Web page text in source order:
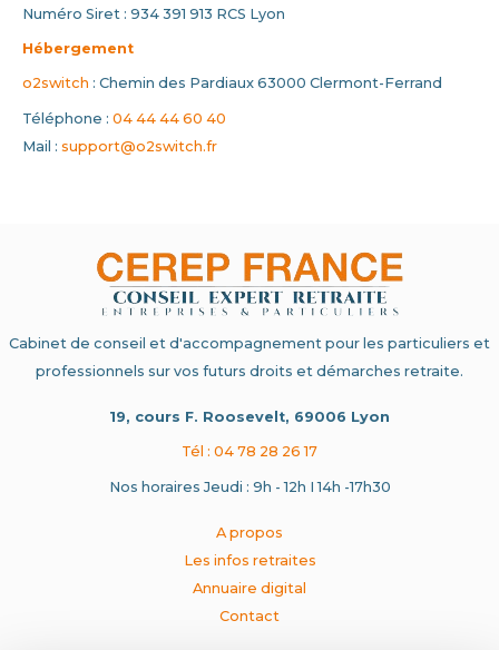
Numéro Siret : 934 391 913 RCS Lyon
Hébergement
o2switch : Chemin des Pardiaux 63000 Clermont-Ferrand
Téléphone : 04 44 44 60 40
Mail : support@o2switch.fr
Cabinet de conseil et d'accompagnement pour les particuliers et
professionnels sur vos futurs droits et démarches retraite.
19, cours F. Roosevelt, 69006 Lyon
Tél : 04 78 28 26 17
Nos horaires Jeudi : 9h - 12h I 14h -17h30
A propos
Les infos retraites
Annuaire digital
Contact